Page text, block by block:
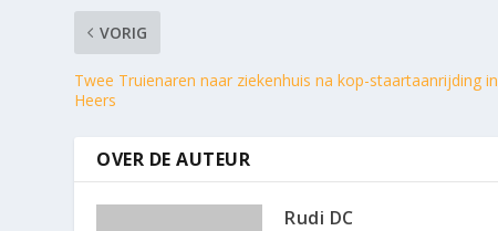
VORIG
Twee Truienaren naar ziekenhuis na kop-staartaanrijding in
Heers
OVER DE AUTEUR
Rudi DC